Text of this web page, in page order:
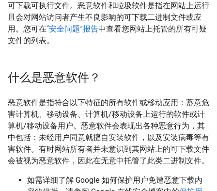
可下载可执行文件。恶意软件和垃圾软件是指在网站上运行
且会对网站访问者产生不良影响的可下载二进制文件或应
用。您可在“安全问题”报告中查看您网站上托管的所有可疑
文件的列表。
什么是恶意软件？
恶意软件是指符合以下特征的所有软件或移动应用：蓄意危
害计算机、移动设备、计算机/移动设备上运行的软件或计
算机/移动设备用户。恶意软件会表现出各种恶意行为，其
中包括：未经用户同意就擅自安装软件，以及安装病毒等有
害软件。有时网站所有者并未意识到其网站上的可下载文件
会被视为恶意软件，因此在无意中托管了此类二进制文件。
如需详细了解 Google 如何保护用户免遭恶意下载内